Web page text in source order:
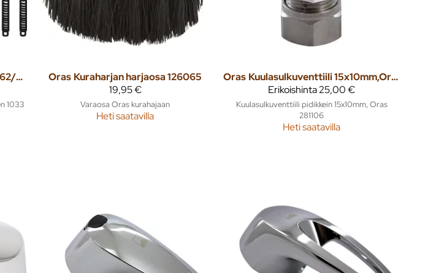
Korotussarja Safira 1097 H62/D53mm
1033
Oras Kuraharjan harjaosa 126065
19,95 €
Varaosa Oras kurahajaan
Heti saatavilla
Oras
Kuulasulkuventtiili 15x10mm,Oras 281106 pidikkein
Erikoishinta25,00 €
Kuulasulkuventtiili pidikkein 15x10mm, Oras
281106
Heti saatavilla